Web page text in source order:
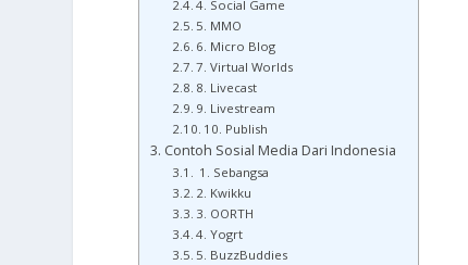
4. Social Game
5. MMO
6. Micro Blog
7. Virtual Worlds
8. Livecast
9. Livestream
10. Publish
Contoh Sosial Media Dari Indonesia
1. Sebangsa
2. Kwikku
3. OORTH
4. Yogrt
5. BuzzBuddies